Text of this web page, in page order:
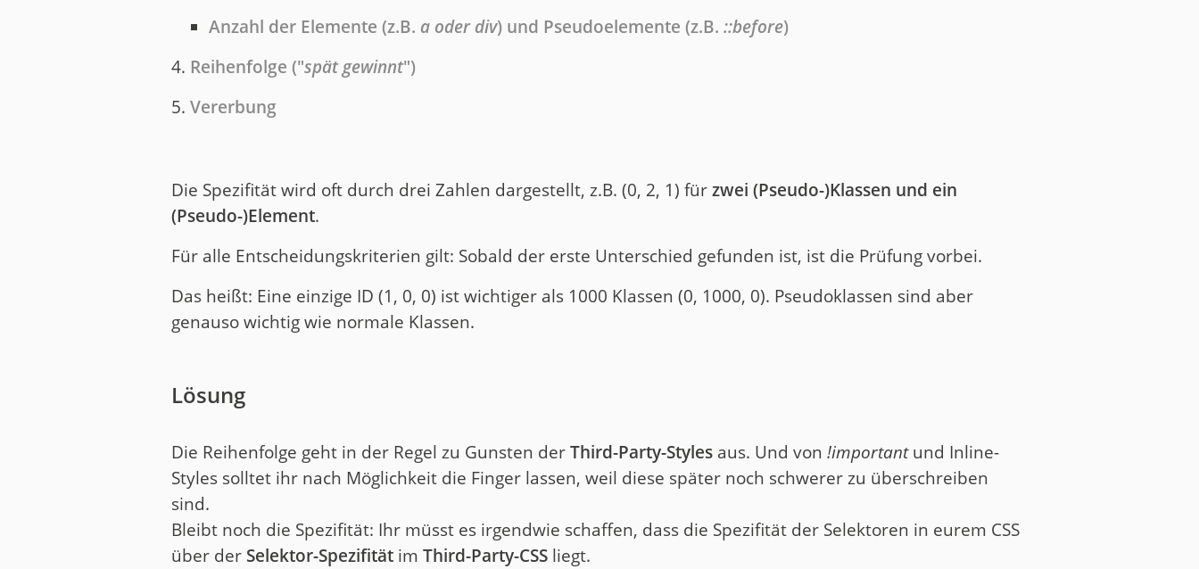
Anzahl der Elemente (z.B. a oder div) und Pseudoelemente (z.B. ::before)
Reihenfolge ("spät gewinnt")
Vererbung
Die Spezifität wird oft durch drei Zahlen dargestellt, z.B. (0, 2, 1) fürzwei (Pseudo-)Klassen und ein
(Pseudo-)Element.
Für alle Entscheidungskriterien gilt: Sobald der erste Unterschied gefunden ist, ist die Prüfung vorbei.
Das heißt: Eine einzige ID (1, 0, 0) ist wichtiger als 1000 Klassen (0, 1000, 0). Pseudoklassen sind aber
genauso wichtig wie normale Klassen.
Lösung
Die Reihenfolge geht in der Regel zu Gunsten derThird-Party-Styles aus. Und von !importantund Inline-
Styles solltet ihr nach Möglichkeit die Finger lassen, weil diese später noch schwerer zu überschreiben
sind.
Bleibt noch die Spezifität: Ihr müsst es irgendwie schaffen, dass die Spezifität der Selektoren in eurem CSS
über der Selektor-Spezifität im Third-Party-CSS liegt.